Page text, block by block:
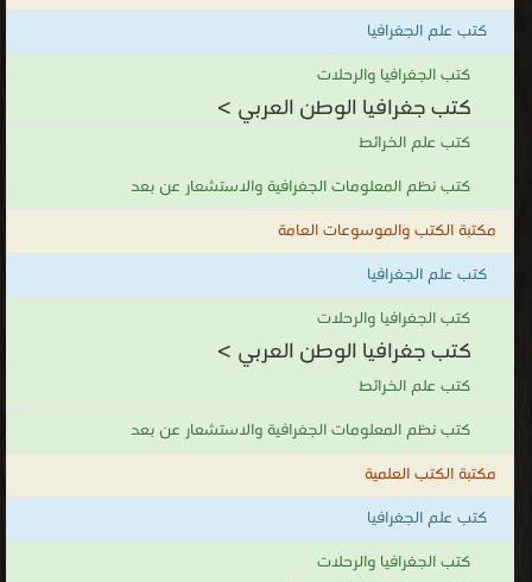
العالم وعزل العرب عن العالم الغربي، ويشترك أهل الوطن العربي في
اللغة والثقافة والدين ، كما أنه يمتد من المحيط الأطلسي في جهة
الغرب إلى بحر العرب والخليج العربي في جهة الشرق ، كما أن هذه
المنطقة تضم الدول المنضوية تحت جامعة الدول العربية في غرب آسيا
وشمال أفريقيا وشرقها، ويتوسط العالم العربي قارات العالم القديم
والأقاليم ، ويمتاز باتساعه وامتداده الكبير ، كما أن الأراضي فيه متصلة
ببعضها البعض ولا يوجد حواجز بينها.
كتب جغرافيا الوطن العربي
.
كتب علم الجغرافيا
كتب الجغرافيا والرحلات
كتب جغرافيا الوطن العربي >
كتب علم الخرائط
كتب نظم المعلومات الجغرافية والاستشعار عن بعد
مكتبة الكتب والموسوعات العامة
كتب علم الجغرافيا
كتب الجغرافيا والرحلات
كتب جغرافيا الوطن العربي >
كتب علم الخرائط
كتب نظم المعلومات الجغرافية والاستشعار عن بعد
مكتبة الكتب العلمية
كتب علم الجغرافيا
كتب الجغرافيا والرحلات